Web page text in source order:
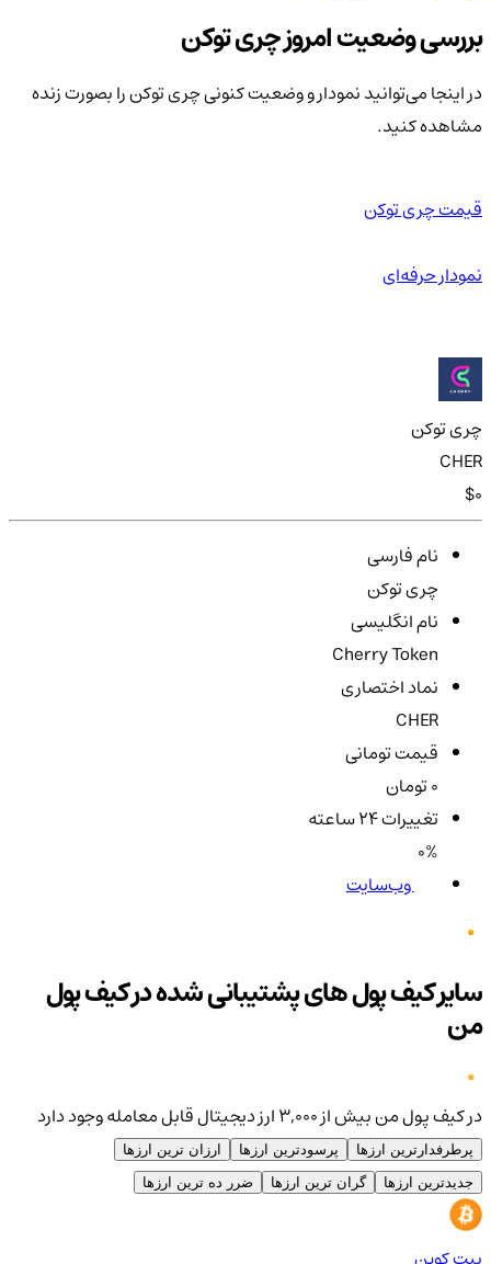
بررسی وضعیت امروز چری توکن
در اینجا می‌توانید نمودار و وضعیت کنونی چری توکن را بصورت زنده
مشاهده کنید.
قیمت چری توکن
نمودار حرفه‌ای
چری توکن
CHER
$0
نام فارسی
چری توکن
نام انگلیسی
Cherry Token
نماد اختصاری
CHER
قیمت تومانی
تغییرات ۲۴ ساعته
0%
وب‌سایت
سایر کیف پول های پشتیبانی شده در کیف پول
من
در کیف پول من بیش از ۳,۰۰۰ ارز دیجیتال قابل معامله وجود دارد
پرطرفدارترین ارزها پرسودترین ارزها
ارزان ترین ارزها
جدیدترین ارزها
گران ترین ارزها ضرر ده ترین ارزها